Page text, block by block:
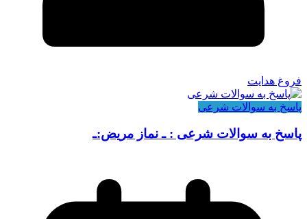
فروغ هدایت
پاسخ به سوالات شرعی
پاسخ به سوالات شرعی : ـ نماز مریض:ـ